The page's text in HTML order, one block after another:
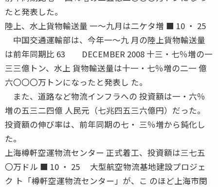
たと発表した。
陸上、水上貨物輸送量 一〜九月は二ケタ増 ■ 10 ・ 25
中国交通運輸部は、今年一〜九 月の陸上貨物輸送量
は前年同期比 63 DECEMBER 2008 十三・七％増の一
三三億トン、水上 貨物輸送量は十一・七％増の二一 億
六〇〇〇万トンになったと発表し た。
また、道路など物流インフラへの 投資額は一・六％
増の五三二四億 人民元（七兆四五三六億円）だった。
投資額の伸び率は、前年同期の七・ 三％増から鈍化し
た。
上海樽軒空運物流センター 正式着工、投資額は三七五
〇万ドル ■ 10 ・ 25 大型航空物流基地建設プロジェ
ク ト「樽軒空運物流センター」が、こ のほど上海市閔